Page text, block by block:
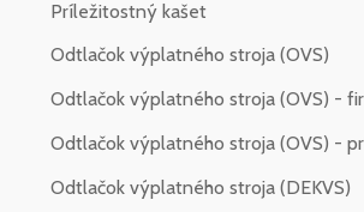
Príležitostný kašet
Odtlačok výplatného stroja (OVS)
Odtlačok výplatného stroja (OVS) -
Odtlačok výplatného stroja (OVS) -
Odtlačok výplatného stroja (DEKVS)